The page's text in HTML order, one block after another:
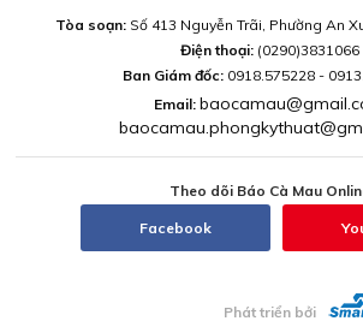
Tòa soạn:Số 413 Nguyễn Trãi, Phường An
Điện thoại: (0290)3831066
Ban Giám đốc: 0918.575228 -
Email:
Theo dõi Báo Cà Mau
Facebook
Phát triển bởi